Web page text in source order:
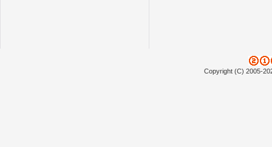
Copyright (C) 2005-